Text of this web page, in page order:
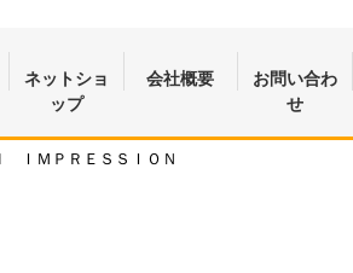
ネットショ
ップ
会社概要
お問い合わ
せ
ＩＭＰＲＥＳＳＩＯＮ